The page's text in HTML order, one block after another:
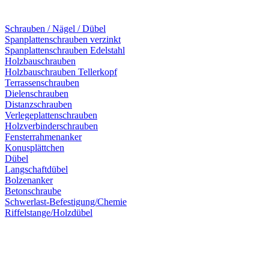
Schrauben / Nägel / Dübel
Spanplattenschrauben verzinkt
Spanplattenschrauben Edelstahl
Holzbauschrauben
Holzbauschrauben Tellerkopf
Terrassenschrauben
Dielenschrauben
Distanzschrauben
Verlegeplattenschrauben
Holzverbinderschrauben
Fensterrahmenanker
Konusplättchen
Dübel
Langschaftdübel
Bolzenanker
Betonschraube
Schwerlast-Befestigung/Chemie
Riffelstange/Holzdübel